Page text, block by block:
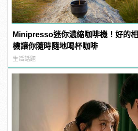
Minipresso迷你濃縮咖啡機！好的相
機讓你隨時隨地喝杯咖啡
生活話題